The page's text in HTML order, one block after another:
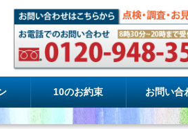
10のお約束 お問い合